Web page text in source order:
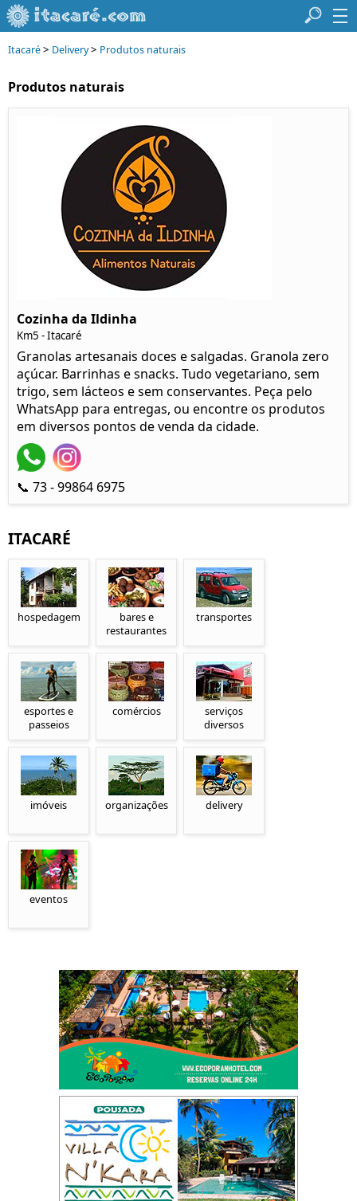
Itacaré> Delivery> Produtos naturais
Produtos naturais
Cozinha da Ildinha
Km5 - Itacaré
Granolas artesanais doces e salgadas. Granola zero
açúcar. Barrinhas e snacks. Tudo vegetariano, sem
trigo, sem lácteos e sem conservantes. Peça pelo
WhatsApp para entregas, ou encontre os produtos
em diversos pontos de venda da cidade.
📞 73 - 99864 6975
ITACARÉ
hospedagem
bares e
restaurantes
transportes
esportes e
passeios
comércios
serviços
diversos
imóveis organizações delivery
eventos